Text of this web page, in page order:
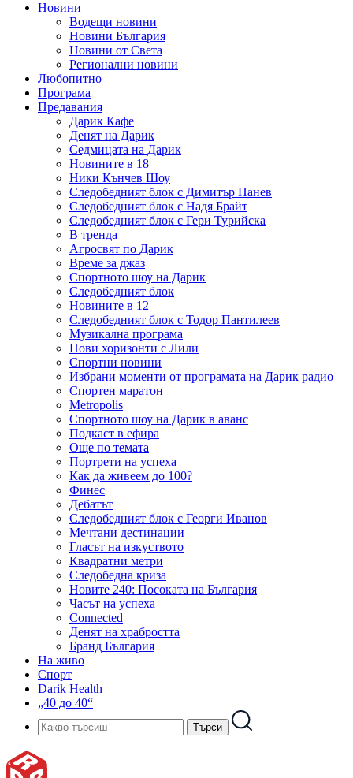
Новини
Водещи новини
Новини България
Новини от Света
Регионални новини
Любопитно
Програма
Предавания
Дарик Кафе
Денят на Дарик
Седмицата на Дарик
Новините в 18
Ники Кънчев Шоу
Следобедният блок с Димитър Панев
Следобедният блок с Надя Брайт
Следобедният блок с Гери Турийска
В тренда
Агросвят по Дарик
Време за джаз
Спортното шоу на Дарик
Следобедният блок
Новините в 12
Следобедният блок с Тодор Пантилеев
Музикална програма
Нови хоризонти с Лили
Спортни новини
Избрани моменти от програмата на Дарик радио
Спортен маратон
Metropolis
Спортното шоу на Дарик в аванс
Подкаст в ефира
Още по темата
Портрети на успеха
Как да живеем до 100?
Финес
Дебатът
Следобедният блок с Георги Иванов
Мечтани дестинации
Гласът на изкуството
Квадратни метри
Следобедна криза
Новите 240: Посоката на България
Часът на успеха
Connected
Денят на храбростта
Бранд България
На живо
Спорт
Darik Health
„40 до 40“